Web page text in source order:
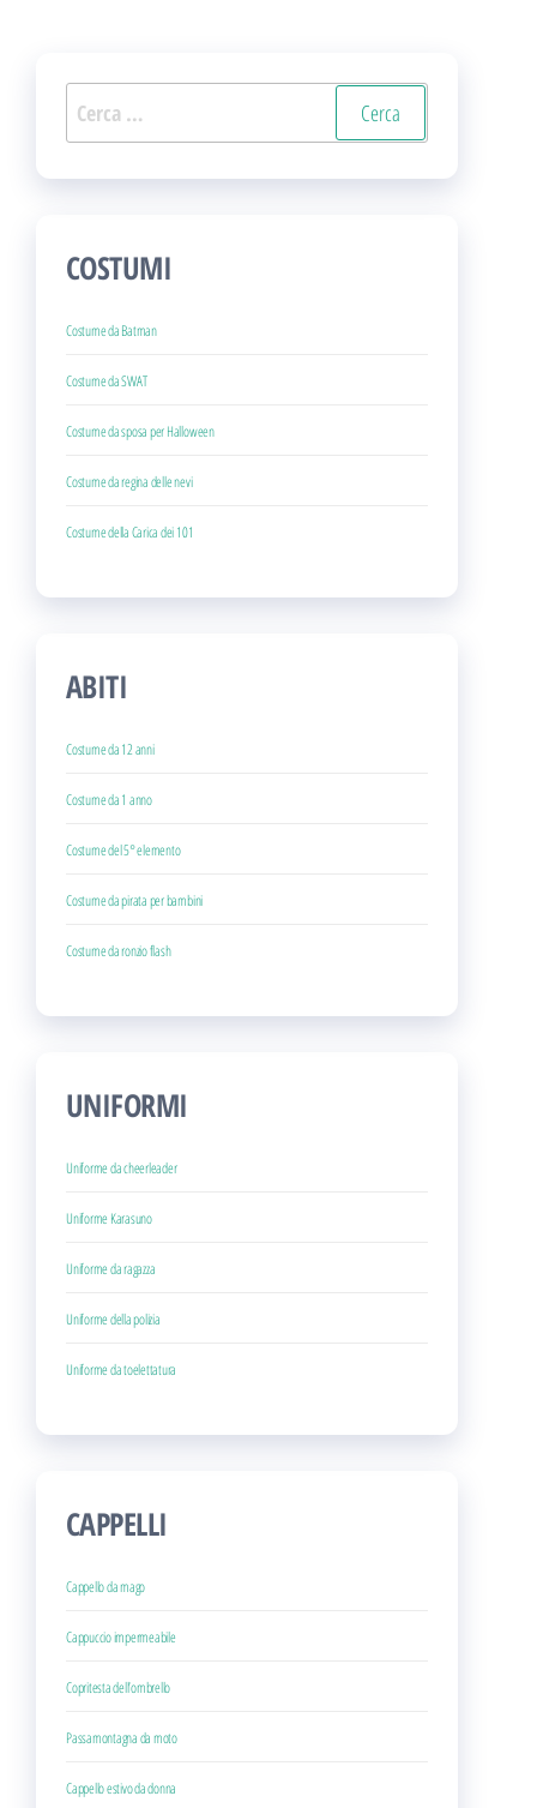
Ricerca
per:
COSTUMI
Costume da Batman
Costume da SWAT
Costume da sposa per Halloween
Costume da regina delle nevi
Costume della Carica dei 101
ABITI
Costume da 12 anni
Costume da 1 anno
Costume del 5° elemento
Costume da pirata per bambini
Costume da ronzio flash
UNIFORMI
Uniforme da cheerleader
Uniforme Karasuno
Uniforme da ragazza
Uniforme della polizia
Uniforme da toelettatura
CAPPELLI
Cappello da mago
Cappuccio impermeabile
Copritesta dell’ombrello
Passamontagna da moto
Cappello estivo da donna